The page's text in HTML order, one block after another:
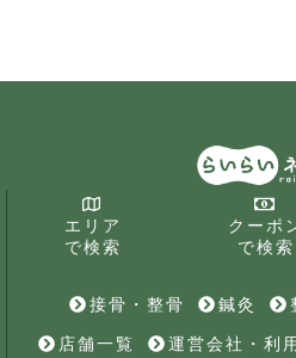
エリア
で検索
クーポ
で検索
接骨・整骨 鍼灸
店舗一覧
運営会社・利